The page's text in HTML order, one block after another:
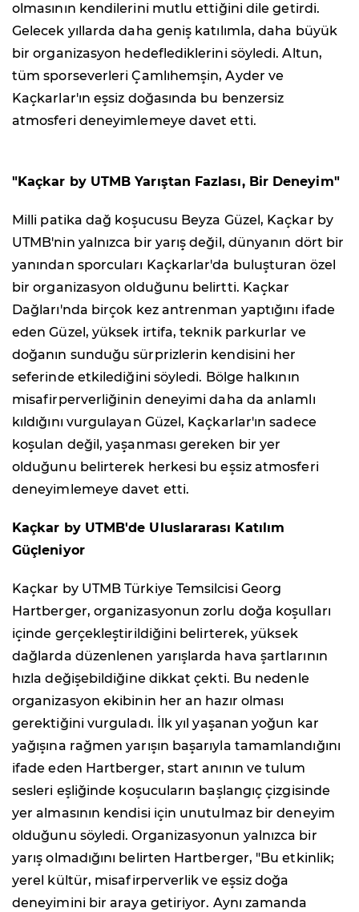
olmasının kendilerini mutlu ettiğini dile getirdi.
Gelecek yıllarda daha geniş katılımla, daha büyük
bir organizasyon hedeflediklerini söyledi. Altun,
tüm sporseverleri Çamlıhemşin, Ayder ve
Kaçkarlar'ın eşsiz doğasında bu benzersiz
atmosferi deneyimlemeye davet etti.
"Kaçkar by UTMB Yarıştan Fazlası, Bir Deneyim"
Milli patika dağ koşucusu Beyza Güzel, Kaçkar by
UTMB'nin yalnızca bir yarış değil, dünyanın dört bir
yanından sporcuları Kaçkarlar'da buluşturan özel
bir organizasyon olduğunu belirtti. Kaçkar
Dağları'nda birçok kez antrenman yaptığını ifade
eden Güzel, yüksek irtifa, teknik parkurlar ve
doğanın sunduğu sürprizlerin kendisini her
seferinde etkilediğini söyledi. Bölge halkının
misafirperverliğinin deneyimi daha da anlamlı
kıldığını vurgulayan Güzel, Kaçkarlar'ın sadece
koşulan değil, yaşanması gereken bir yer
olduğunu belirterek herkesi bu eşsiz atmosferi
deneyimlemeye davet etti.
Kaçkar by UTMB'de Uluslararası Katılım
Güçleniyor
Kaçkar by UTMB Türkiye Temsilcisi Georg
Hartberger, organizasyonun zorlu doğa koşulları
içinde gerçekleştirildiğini belirterek, yüksek
dağlarda düzenlenen yarışlarda hava şartlarının
hızla değişebildiğine dikkat çekti. Bu nedenle
organizasyon ekibinin her an hazır olması
gerektiğini vurguladı. İlk yıl yaşanan yoğun kar
yağışına rağmen yarışın başarıyla tamamlandığını
ifade eden Hartberger, start anının ve tulum
sesleri eşliğinde koşucuların başlangıç çizgisinde
yer almasının kendisi için unutulmaz bir deneyim
olduğunu söyledi. Organizasyonun yalnızca bir
yarış olmadığını belirten Hartberger, "Bu etkinlik;
yerel kültür, misafirperverlik ve eşsiz doğa
deneyimini bir araya getiriyor. Aynı zamanda